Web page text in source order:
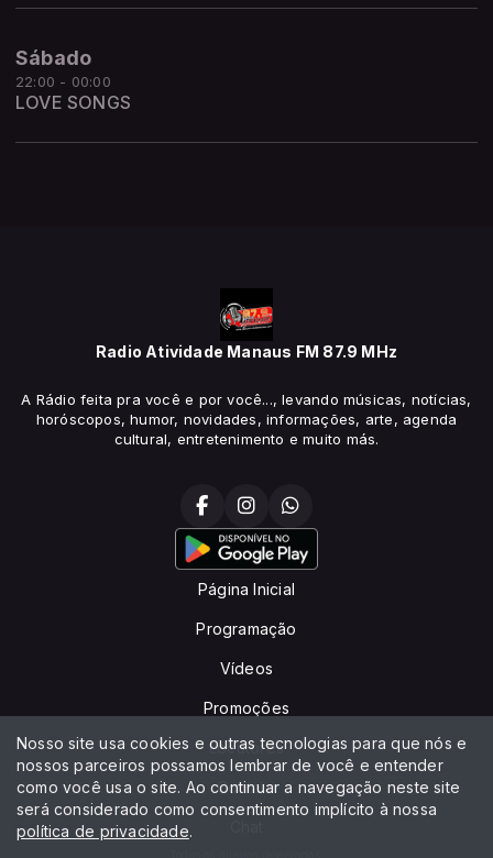
Sábado
22:00 - 00:00
LOVE SONGS
Radio Atividade Manaus FM 87.9 MHz
A Rádio feita pra você e por você..., levando músicas, notícias,
horóscopos, humor, novidades, informações, arte, agenda
cultural, entretenimento e muito más.
Página Inicial
Programação
Vídeos
Promoções
Locutores
Contato
Nosso site usa cookies e outras tecnologias para que nós e
nossos parceiros possamos lembrar de você e entender
como você usa o site. Ao continuar a navegação neste site
será considerado como consentimento implícito à nossa
política de privacidade.